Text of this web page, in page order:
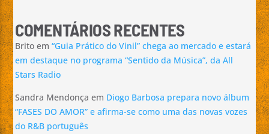
COMENTÁRIOS RECENTES
Brito em“Guia Prático do Vinil” chega ao mercado e estará
em destaque no programa “Sentido da Música”, da All
Stars Radio
Sandra Mendonça em Diogo Barbosa prepara novo álbum
“FASES DO AMOR” e afirma-se como uma das novas vozes
do R&B português